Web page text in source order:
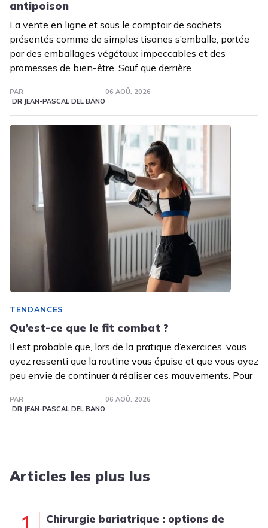
antipoison
La vente en ligne et sous le comptoir de sachets
présentés comme de simples tisanes s’emballe, portée
par des emballages végétaux impeccables et des
promesses de bien-être. Sauf que derrière
PAR
DR JEAN-PASCAL DEL BANO
06 AOÛ. 2026
TENDANCES
Qu’est-ce que le fit combat ?
Il est probable que, lors de la pratique d’exercices, vous
ayez ressenti que la routine vous épuise et que vous ayez
peu envie de continuer à réaliser ces mouvements. Pour
PAR
DR JEAN-PASCAL DEL BANO
06 AOÛ. 2026
Articles les plus lus
Chirurgie bariatrique : options de